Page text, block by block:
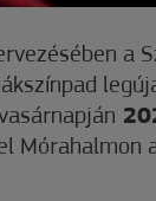
a
Mórahalmon